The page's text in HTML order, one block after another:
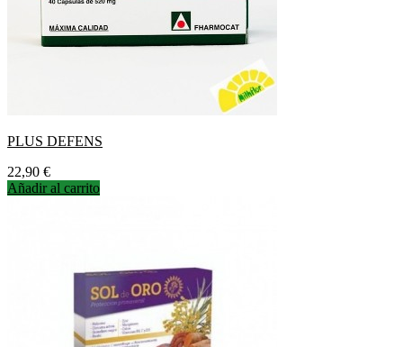
PLUS DEFENS
Precio
22,90 €
Añadir al carrito